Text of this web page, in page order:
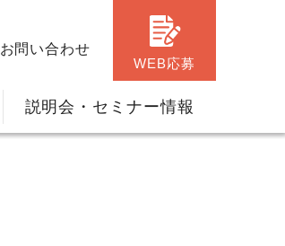
お問い合わせ
WEB応募
説明会・セミナー情報